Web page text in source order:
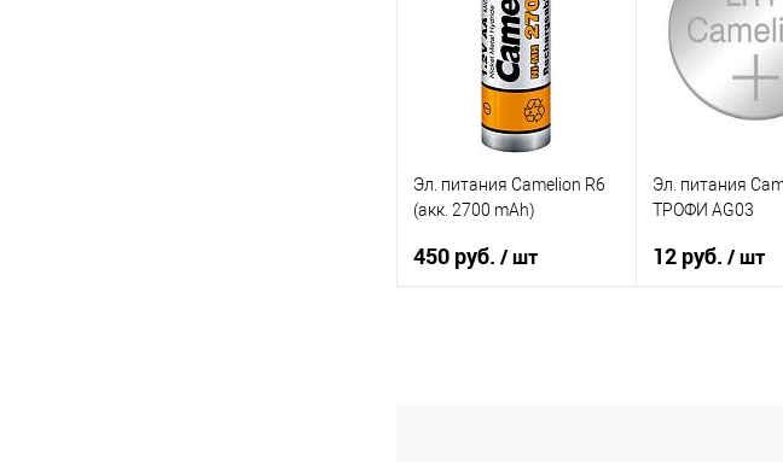
В избранное
В наличии
В избранное
В наличии
Эл. питания Camelion R6
(акк. 2700 mAh)
450 руб. / шт
Эл. питания
ТРОФИ AG03
12 руб./ шт